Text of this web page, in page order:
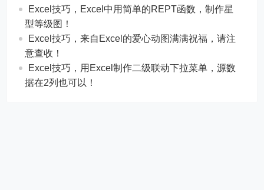
Excel技巧，用Excel制作二级联动下拉菜单，源数
据在2列也可以！